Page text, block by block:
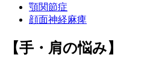
顎関節症
顔面神経麻痺
【手・肩の悩み】